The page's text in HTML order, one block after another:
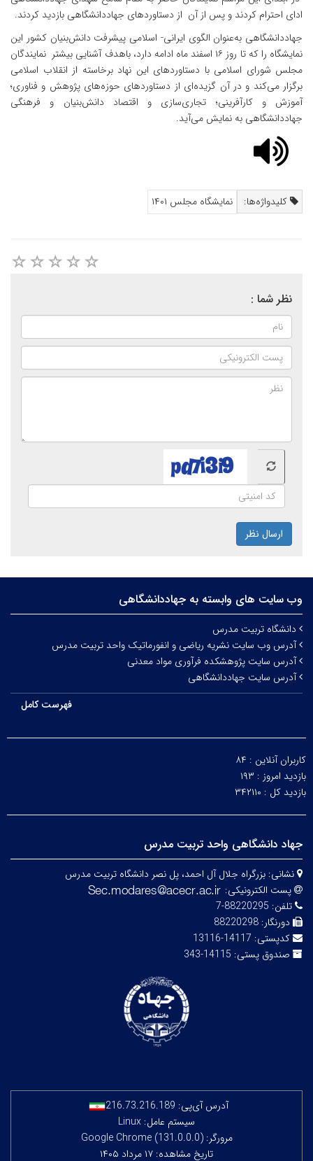
ادای احترام کردند و پس از آن از دستاوردهای جهاددانشگاهی بازدید کردند.
جهاددانشگاهی به‌عنوان الگوی ایرانی- اسلامی پیشرفت دانش‌بنیان کشور این
نمایشگاه را که تا روز ۱۶ اسفند ماه ادامه دارد، باهدف آشنایی بیشتر نمایندگان
مجلس شورای اسلامی با دستاوردهای این نهاد برخاسته از انقلاب اسلامی
برگزار می‌کند و در آن گزیده‌ای از دستاوردهای حوزه‌های پژوهش و فناوری؛
آموزش و کارآفرینی؛ تجاری‌سازی و اقتصاد دانش‌بنیان و فرهنگی
جهاددانشگاهی به نمایش می‌آید.
کلیدواژه‌ها: نمایشگاه مجلس ۱۴۰۱
نظر شما :
ارسال نظر
وب سایت های وابسته به جهاددانشگاهی
دانشگاه تربیت مدرس
آدرس وب سایت نشریه ریاضی و انفورماتیک واحد تربیت مدرس
آدرس سایت پژوهشکده فرآوری مواد معدنی
آدرس سایت جهاددانشگاهی
فهرست کامل
کاربران آنلاین : ۸۴
بازدید امروز : ۱۹۳
بازدید کل : ۳۴۲۱۱۰
جهاد دانشگاهی واحد تربیت مدرس
نشانی: بزرگراه جلال آل احمد، پل نصر دانشگاه تربیت مدرس
پست الکترونیکی:
تلفن: 88220295-7
دورنگار: 88220298
کدپستی: 14117-13116
صندوق پستی: 14115-343
آدرس آی‌پی: 216.73.216.189
سیستم عامل: Linux
مرورگر: Google Chrome (131.0.0.0)
تاریخ مشاهده: ۱۷ مرداد ۱۴۰۵